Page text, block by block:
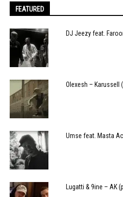
FEATURED
DJ Jeezy feat.
Olexesh – Karussell
Umse feat. Masta
Lugatti & 9ine – AK